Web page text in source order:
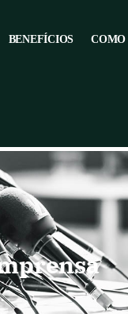
BENEFÍCIOS COMO